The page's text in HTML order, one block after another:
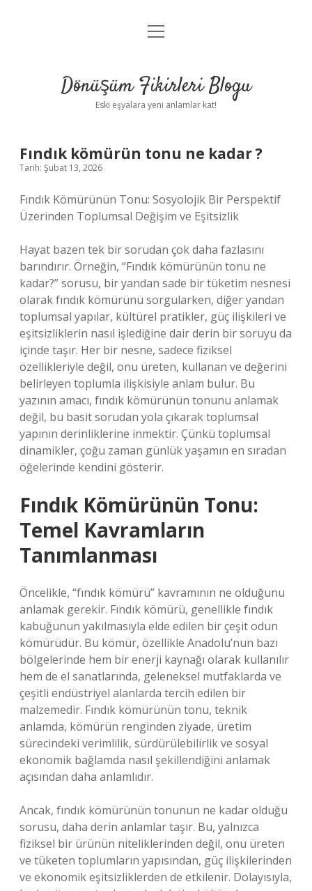
Anasayfa
Yasal Uyarı
menüyü
Dönüşüm Fikirleri Blogu
Eski eşyalara yeni anlamlar kat!
Fındık kömürün tonu ne kadar ?
Tarih: Şubat 13, 2026
Fındık Kömürünün Tonu: Sosyolojik Bir Perspektif
Üzerinden Toplumsal Değişim ve Eşitsizlik
Hayat bazen tek bir sorudan çok daha fazlasını
barındırır. Örneğin, “Fındık kömürünün tonu ne
kadar?” sorusu, bir yandan sade bir tüketim nesnesi
olarak fındık kömürünü sorgularken, diğer yandan
toplumsal yapılar, kültürel pratikler, güç ilişkileri ve
eşitsizliklerin nasıl işlediğine dair derin bir soruyu da
içinde taşır. Her bir nesne, sadece fiziksel
özellikleriyle değil, onu üreten, kullanan ve değerini
belirleyen toplumla ilişkisiyle anlam bulur. Bu
yazının amacı, fındık kömürünün tonunu anlamak
değil, bu basit sorudan yola çıkarak toplumsal
yapının derinliklerine inmektir. Çünkü toplumsal
dinamikler, çoğu zaman günlük yaşamın en sıradan
öğelerinde kendini gösterir.
Fındık Kömürünün Tonu:
Temel Kavramların
Tanımlanması
Öncelikle, “fındık kömürü” kavramının ne olduğunu
anlamak gerekir. Fındık kömürü, genellikle fındık
kabuğunun yakılmasıyla elde edilen bir çeşit odun
kömürüdür. Bu kömür, özellikle Anadolu’nun bazı
bölgelerinde hem bir enerji kaynağı olarak kullanılır
hem de el sanatlarında, geleneksel mutfaklarda ve
çeşitli endüstriyel alanlarda tercih edilen bir
malzemedir. Fındık kömürünün tonu, teknik
anlamda, kömürün renginden ziyade, üretim
sürecindeki verimlilik, sürdürülebilirlik ve sosyal
ekonomik bağlamda nasıl şekillendiğini anlamak
açısından daha anlamlıdır.
Ancak, fındık kömürünün tonunun ne kadar olduğu
sorusu, daha derin anlamlar taşır. Bu, yalnızca
fiziksel bir ürünün niteliklerinden değil, onu üreten
ve tüketen toplumların yapısından, güç ilişkilerinden
ve ekonomik eşitsizliklerden de etkilenir. Dolayısıyla,